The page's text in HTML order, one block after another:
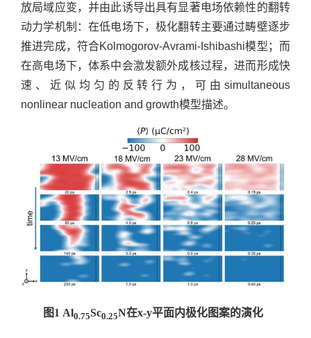
放局域应变，并由此诱导出具有显著电场依赖性的翻转
动力学机制：在低电场下，极化翻转主要通过畴壁逐步
推进完成，符合Kolmogorov-Avrami-Ishibashi模型；而
在高电场下，体系中会激发额外成核过程，进而形成快
速、近似均匀的反转行为，可由simultaneous
nonlinear nucleation and growth模型描述。
图1 Al0.75Sc0.25N在x-y平面内极化图案的演化